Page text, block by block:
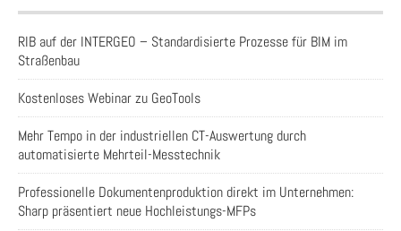
RIB auf der INTERGEO – Standardisierte Prozesse für BIM im
Straßenbau
Kostenloses Webinar zu GeoTools
Mehr Tempo in der industriellen CT-Auswertung durch
automatisierte Mehrteil-Messtechnik
Professionelle Dokumentenproduktion direkt im Unternehmen:
Sharp präsentiert neue Hochleistungs-MFPs